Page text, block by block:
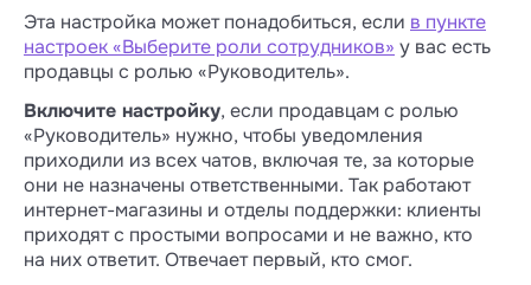
Эта настройка может понадобиться, если в пункте
настроек «Выберите роли сотрудников» у вас есть
продавцы с ролью «Руководитель».
Включите настройку, если продавцам с ролью
«Руководитель» нужно, чтобы уведомления
приходили из всех чатов, включая те, за которые
они не назначены ответственными. Так работают
интернет-магазины и отделы поддержки: клиенты
приходят с простыми вопросами и не важно, кто
на них ответит. Отвечает первый, кто смог.